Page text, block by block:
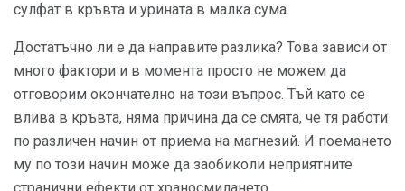
сулфат в кръвта и урината в малка сума.
Достатъчно ли е да направите разлика? Това зависи от
много фактори и в момента просто не можем да
отговорим окончателно на този въпрос. Тъй като се
влива в кръвта, няма причина да се смята, че тя работи
по различен начин от приема на магнезий. И поемането
му по този начин може да заобиколи неприятните